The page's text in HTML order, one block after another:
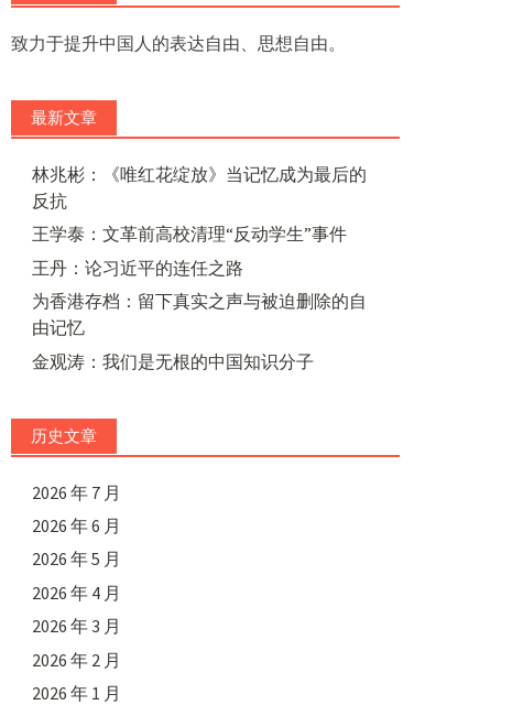
致力于提升中国人的表达自由、思想自由。
最新文章
林兆彬：《唯红花绽放》当记忆成为最后的
反抗
王学泰：文革前高校清理“反动学生”事件
王丹：论习近平的连任之路
为香港存档：留下真实之声与被迫删除的自
由记忆
金观涛：我们是无根的中国知识分子
历史文章
2026 年 7 月
2026 年 6 月
2026 年 5 月
2026 年 4 月
2026 年 3 月
2026 年 2 月
2026 年 1 月